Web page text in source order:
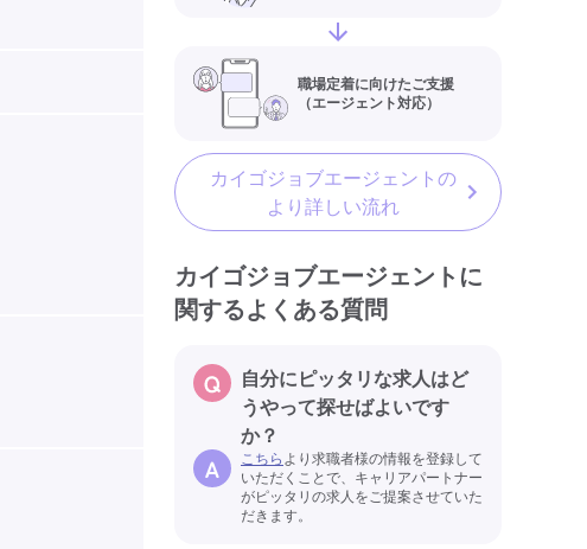
職場定着に向けたご支援
（エージェント対応）
カイゴジョブエージェントの
より詳しい流れ
カイゴジョブエージェントに
関するよくある質問
自分にピッタリな求人はど
うやって探せばよいです
か？
こちらより求職者様の情報を登録して
いただくことで、キャリアパートナー
がピッタリの求人をご提案させていた
だきます。